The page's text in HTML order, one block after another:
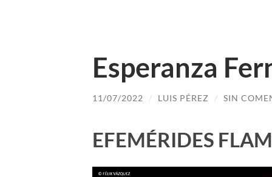
Esperanza
11/07/2022 / LUIS PÉREZ / SIN
EFEMÉRIDES